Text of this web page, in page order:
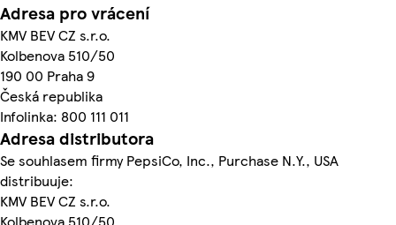
Adresa pro vrácení
KMV BEV CZ s.r.o.
Kolbenova 510/50
190 00 Praha 9
Česká republika
Infolinka: 800 111 011
Adresa distributora
Se souhlasem firmy PepsiCo, Inc., Purchase N.Y., USA
distribuuje:
KMV BEV CZ s.r.o.